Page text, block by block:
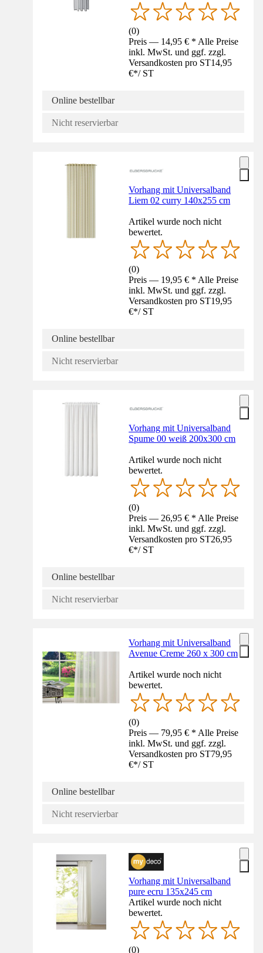
(0)
Preis — 14,95 € * Alle Preise
inkl. MwSt. und ggf. zzgl.
Versandkosten pro ST14,95
€*/ ST
Online bestellbar
Nicht reservierbar
Vorhang mit Universalband
Liem 02 curry 140x255 cm
Artikel wurde noch nicht
bewertet.
(0)
Preis — 19,95 € * Alle Preise
inkl. MwSt. und ggf. zzgl.
Versandkosten pro ST19,95
€*/ ST
Online bestellbar
Nicht reservierbar
Vorhang mit Universalband
Spume 00 weiß 200x300 cm
Artikel wurde noch nicht
bewertet.
(0)
Preis — 26,95 € * Alle Preise
inkl. MwSt. und ggf. zzgl.
Versandkosten pro ST26,95
€*/ ST
Online bestellbar
Nicht reservierbar
Vorhang mit Universalband
Avenue Creme 260 x 300 cm
Artikel wurde noch nicht
bewertet.
(0)
Preis — 79,95 € * Alle Preise
inkl. MwSt. und ggf. zzgl.
Versandkosten pro ST79,95
€*/ ST
Online bestellbar
Nicht reservierbar
Vorhang mit Universalband
pure ecru 135x245 cm
Artikel wurde noch nicht
bewertet.
(0)